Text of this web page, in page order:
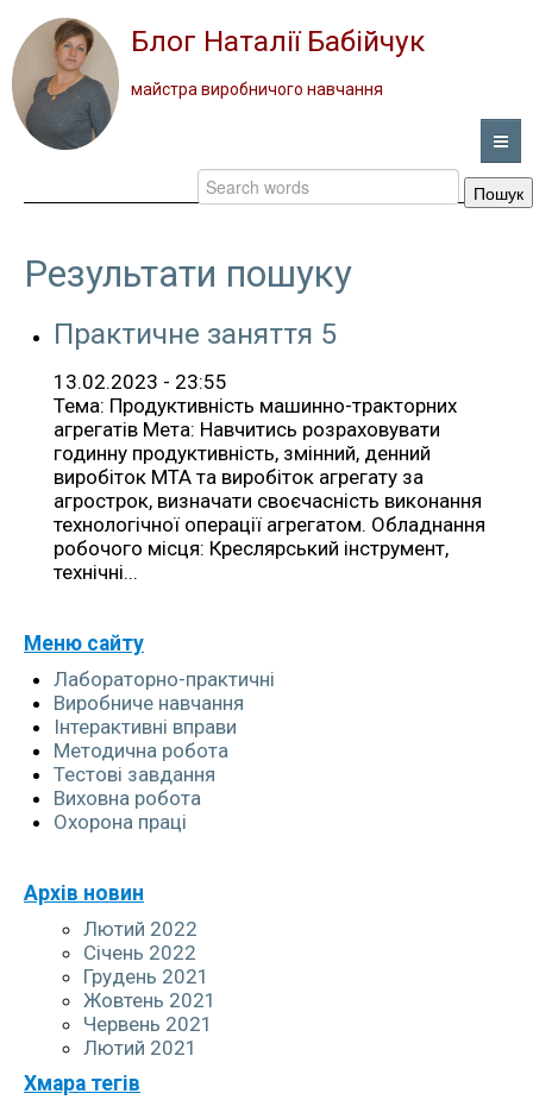
Блог Наталії Бабійчук
майстра виробничого навчання
ГОЛОВНА
НОВИНИ
ПОРТФОЛІО
ПРО ПРОФЕСІЮ
ЗВОРОТНИЙ ЗВ’ЯЗОК
+380999123278
Результати пошуку
Практичне заняття 5
13.02.2023 - 23:55
Тема: Продуктивність машинно-тракторних
агрегатів Мета: Навчитись розраховувати
годинну продуктивність, змінний, денний
виробіток МТА та виробіток агрегату за
агрострок, визначати своєчасність виконання
технологічної операції агрегатом. Обладнання
робочого місця: Креслярський інструмент,
технічні...
Меню сайту
Лабораторно-практичні
Виробниче навчання
Інтерактивні вправи
Методична робота
Тестові завдання
Виховна робота
Охорона праці
Архів новин
Лютий 2022
Січень 2022
Грудень 2021
Жовтень 2021
Червень 2021
Лютий 2021
Хмара тегів